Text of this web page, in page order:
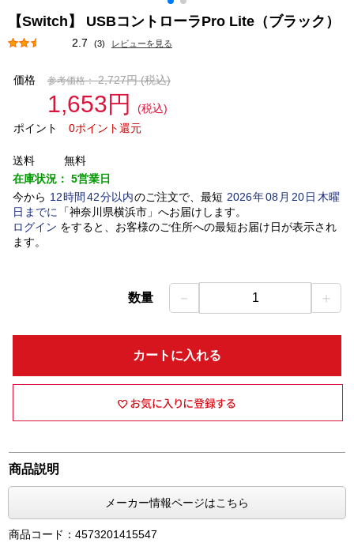
【Switch】 USBコントローラPro Lite（ブラック）
2.7 (3) レビューを見る
価格 参考価格： 2,727円(税込)
1,653円
(税込)
ポイント
0ポイント還元
送料
無料
在庫状況： 5営業日
今から 12時間 42分以内のご注文で、最短 2026年08 月 20日木曜
日 までに 「神奈川県横浜市」 へお届けします。
ログイン をすると、お客様のご住所への最短お届け日が表示され
ます。
数量 － 1 ＋
カートに入れる
商品説明
メーカー情報ページはこちら
商品コード：4573201415547